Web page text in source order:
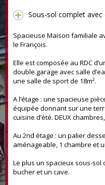
Sous-sol complet avec
Spacieuse Maison familiale
le François.
Elle est composée au RDC
double garage avec salle
une salle de sport de 18m².
A l’étage : une spacieuse
équipée donnant sur une
cuisine d’été. DEUX
Au 2nd étage : un palier
aménageable, 1 chambre et
Le plus un spacieux sous-sol
bucher et un cave.